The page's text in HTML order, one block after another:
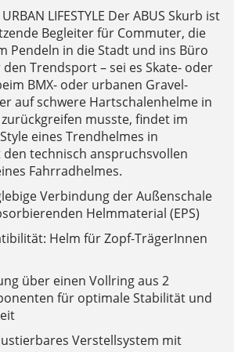
URBAN LIFESTYLE Der ABUS Skurb ist
Begleiter für Commuter, die
Pendeln in die Stadt und ins Büro
Trendsport – sei es Skate- oder
BMX- oder urbanen Gravel-
auf schwere Hartschalenhelme in
musste, findet im
eines Trendhelmes in
technisch anspruchsvollen
Fahrradhelmes.
Verbindung der Außenschale
Helmmaterial (EPS)
Helm für Zopf-TrägerInnen
über einen Vollring aus 2
für optimale Stabilität und
Verstellsystem mit